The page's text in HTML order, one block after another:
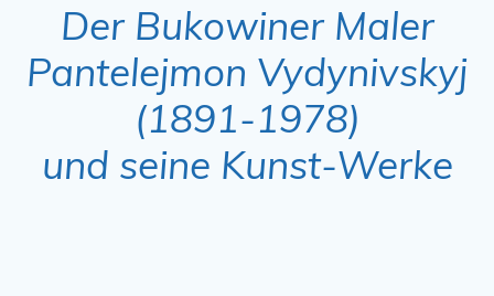
Der Bukowiner Maler
Pantelejmon Vydynivskyj
(1891-1978)
und seine Kunst-Werke